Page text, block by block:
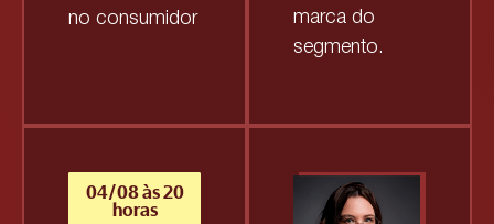
no consumidor
marca do
segmento.
04/08 às 20
horas